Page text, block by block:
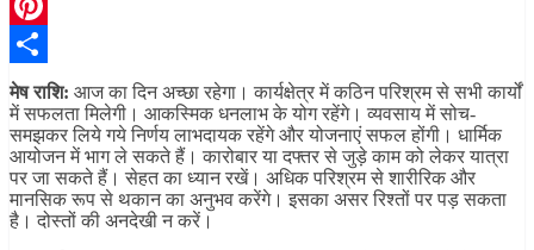
Telegram
Pinterest
Share
मेष राशि: आज का दिन अच्छा रहेगा। कार्यक्षेत्र में कठिन परिश्रम से सभी कार्यों
में सफलता मिलेगी। आकस्मिक धनलाभ के योग रहेंगे। व्यवसाय में सोच-
समझकर लिये गये निर्णय लाभदायक रहेंगे और योजनाएं सफल होंगी। धार्मिक
आयोजन में भाग ले सकते हैं। कारोबार या दफ्तर से जुड़े काम को लेकर यात्रा
पर जा सकते हैं। सेहत का ध्यान रखें। अधिक परिश्रम से शारीरिक और
मानसिक रूप से थकान का अनुभव करेंगे। इसका असर रिश्तों पर पड़ सकता
है। दोस्तों की अनदेखी न करें।